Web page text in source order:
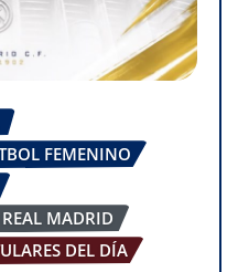
FEMENINO
REAL MADRID
DEL DÍA